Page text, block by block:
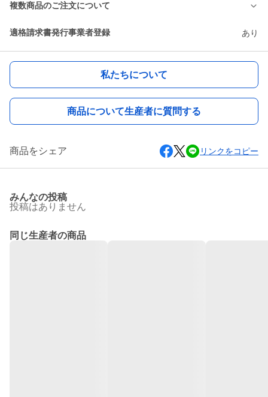
複数商品のご注文について
適格請求書発行事業者登録 あり
私たちについて
商品について生産者に質問する
商品をシェア リンクをコピー
みんなの投稿
投稿はありません
同じ生産者の商品